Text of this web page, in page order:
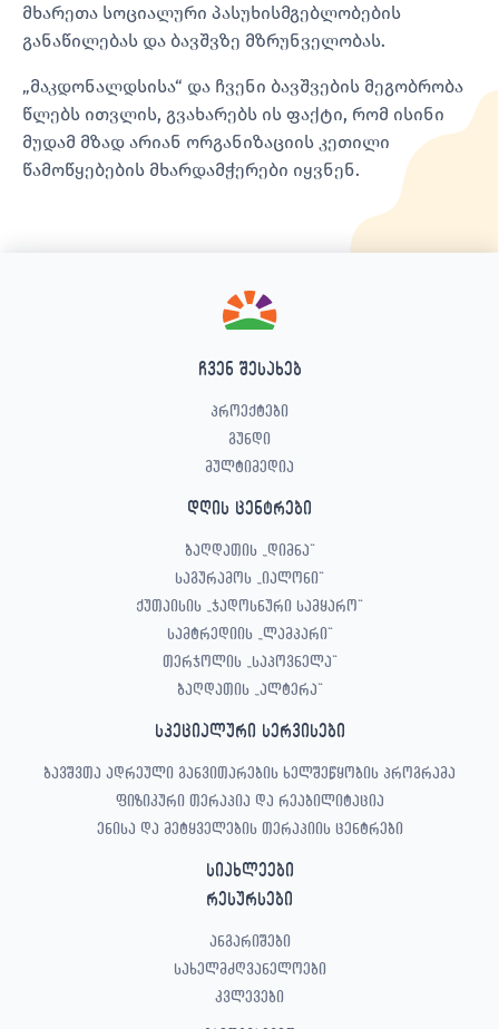
მხარეთა სოციალური პასუხისმგებლობების
განაწილებას და ბავშვზე მზრუნველობას.
„მაკდონალდსისა“ და ჩვენი ბავშვების მეგობრობა
წლებს ითვლის, გვახარებს ის ფაქტი, რომ ისინი
მუდამ მზად არიან ორგანიზაციის კეთილი
წამოწყებების მხარდამჭერები იყვნენ.
ჩვენ შესახებ
პროექტები
გუნდი
მულტიმედია
დღის ცენტრები
ბაღდათის „დიმნა“
საგურამოს „იალონი“
ქუთაისის „ჯადოსნური სამყარო“
სამტრედიის „ლამპარი“
თერჯოლის „საპოვნელა“
ბაღდათის „ალტერა“
სპეციალური სერვისები
ბავშვთა ადრეული განვითარების ხელშეწყობის პროგრამა
ფიზიკური თერაპია და რეაბილიტაცია
ენისა და მეტყველების თერაპიის ცენტრები
სიახლეები
რესურსები
ანგარიშები
სახელმძღვანელოები
კვლევები